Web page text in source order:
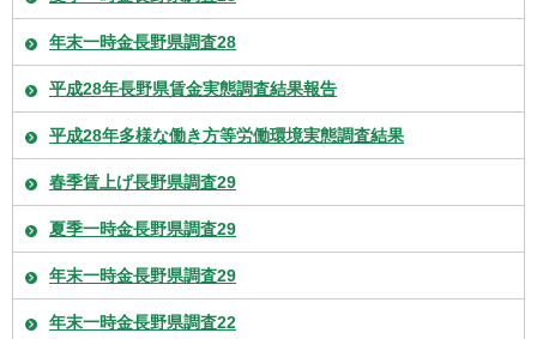
年末一時金長野県調査28
平成28年長野県賃金実態調査結果報告
平成28年多様な働き方等労働環境実態調査結果
春季賃上げ長野県調査29
夏季一時金長野県調査29
年末一時金長野県調査29
年末一時金長野県調査22